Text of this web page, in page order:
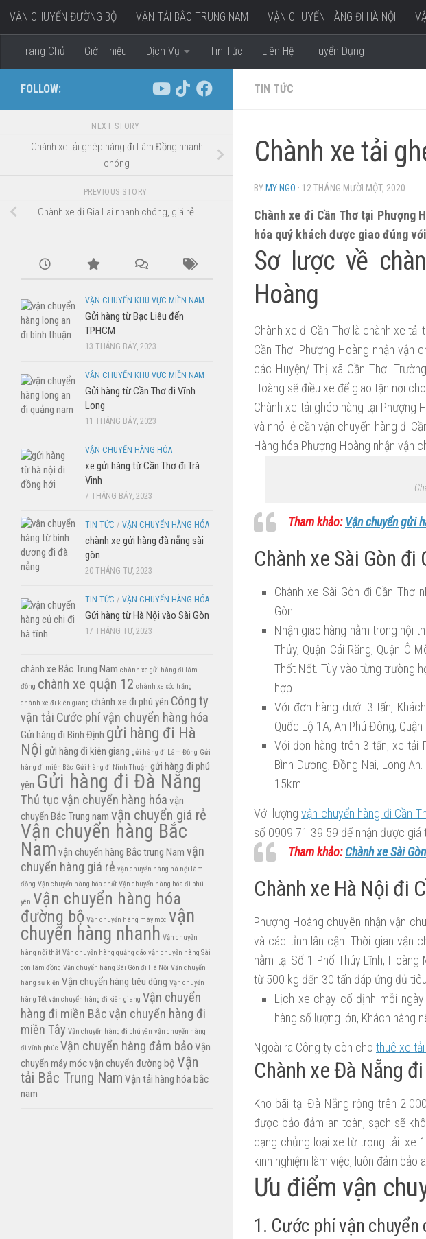
Skip to content
VẬN CHUYỂN ĐƯỜNG BỘ VẬN TẢI BẮC TRUNG NAM VẬN CHUYỂN HÀNG ĐI HÀ NỘI
VẬN CHUYỂN HÀNG ĐI MIỀN TÂY
Trang Chủ Giới Thiệu Dịch Vụ Tin Tức Liên Hệ Tuyển Dụng
TIN TỨC
Chành xe tải
BY MY NGO · 12 THÁNG MƯỜI MỘT, 2020
Chành xe đi Cần Thơ tại Phượng
hóa quý khách được giao đúng
Sơ lược về
Hoàng
Chành xe đi Cần Thơ là chành xe
Cần Thơ. Phượng Hoàng nhận vận
các Huyện/ Thị xã Cần Thơ.
Hoàng sẽ điều xe để giao tận nơi
Chành xe tải ghép hàng tại Phượng
và nhỏ lẻ cần vận chuyển hàng đi
Hàng hóa Phượng Hoàng nhận vận
Tham khảo:Vận chuyển gửi
Chành xe Sài Gòn đi
Chành xe Sài Gòn đi Cần Thơ
Gòn.
Nhận giao hàng nằm trong nội
Thủy, Quận Cái Răng, Quận Ô
Thốt Nốt. Tùy vào từng trường
hợp.
Với đơn hàng dưới 3 tấn,
Quốc Lộ 1A, An Phú Đông, Quận
Với đơn hàng trên 3 tấn, xe tải
Bình Dương, Đồng Nai, Long
15km.
Với lượngvận chuyển hàng đi Cần
số 0909 71 39 59 để nhận được giá
Tham khảo:Chành xe Sài
Chành xe Hà Nội đi
Phượng Hoàng chuyên nhận vận
và các tỉnh lân cận. Thời gian vận
nằm tại Số 1 Phố Thúy Lĩnh,
từ 500 kg đến 30 tấn đáp ứng đủ
Lịch xe chạy cố định mỗi
hàng số lượng lớn, Khách hàng
Ngoài ra Công ty còn cho thuê xe
Chành xe Đà Nẵng
Kho bãi tại Đà Nẵng rộng trên
được bảo đảm an toàn, sạch sẽ
dạng chủng loại xe từ trọng tải: xe
kinh nghiệm làm việc, luôn đảm bảo
Ưu điểm vận
1. Cước phí vận chuyển
FOLLOW:
NEXT STORY
Chành xe tải ghép hàng đi Lâm Đồng nhanh
chóng
PREVIOUS STORY
Chành xe đi Gia Lai nhanh chóng, giá rẻ
VẬN CHUYỂN KHU VỰC MIỀN NAM
Gửi hàng từ Bạc Liêu đến
TPHCM
13 THÁNG BẢY, 2023
VẬN CHUYỂN KHU VỰC MIỀN NAM
Gửi hàng từ Cần Thơ đi Vĩnh
Long
11 THÁNG BẢY, 2023
VẬN CHUYỂN HÀNG HÓA
xe gửi hàng từ Cần Thơ đi Trà
Vinh
7 THÁNG BẢY, 2023
TIN TỨC / VẬN CHUYỂN HÀNG HÓA
chành xe gửi hàng đà nẵng sài
gòn
20 THÁNG TƯ, 2023
TIN TỨC / VẬN CHUYỂN HÀNG HÓA
Gửi hàng từ Hà Nội vào Sài Gòn
17 THÁNG TƯ, 2023
chành xe Bắc Trung Nam chành xe gửi hàng đi lâm
đồng chành xe quận 12 chành xe sóc trăng
chành xe đi kiên giang chành xe đi phú yên Công ty
vận tải Cước phí vận chuyển hàng hóa
Gửi hàng đi Bình Định gửi hàng đi Hà
Nội gửi hàng đi kiên giang gửi hàng đi Lâm Đồng Gửi
hàng đi miền Bắc Gửi hàng đi Ninh Thuận gửi hàng đi phú
yên Gửi hàng đi Đà Nẵng
Thủ tục vận chuyển hàng hóa vận
chuyển Bắc Trung nam vận chuyển giá rẻ
Vận chuyển hàng Bắc
Nam vận chuyển hàng Bắc trung Nam vận
chuyển hàng giá rẻ vận chuyển hàng hà nội lâm
đồng Vận chuyển hàng hóa chất Vận chuyển hàng hóa đi phú
yên Vận chuyển hàng hóa
đường bộ Vận chuyển hàng máy móc vận
chuyển hàng nhanh Vận chuyển
hàng nội thất Vận chuyển hàng quảng cáo vận chuyển hàng Sài
gòn lâm đồng Vận chuyển hàng Sài Gòn đi Hà Nội Vận chuyển
hàng sự kiện Vận chuyển hàng tiêu dùng Vận chuyển
hàng Tết vận chuyển hàng đi kiên giang Vận chuyển
hàng đi miền Bắcvận chuyển hàng đi
miền Tây Vận chuyển hàng đi phú yên vận chuyển hàng
đi vĩnh phúc Vận chuyển hàng đảm bảoVận
chuyển máy mócvận chuyển đường bộ Vận
tải Bắc Trung Nam Vận tải hàng hóa bắc
nam